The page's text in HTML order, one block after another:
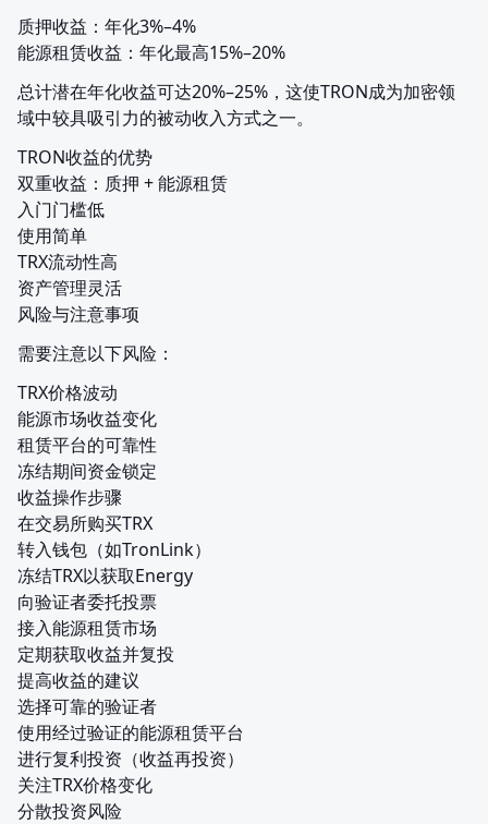
质押收益：年化3%–4%
能源租赁收益：年化最高15%–20%
总计潜在年化收益可达20%–25%，这使TRON成为加密领
域中较具吸引力的被动收入方式之一。
TRON收益的优势
双重收益：质押 + 能源租赁
入门门槛低
使用简单
TRX流动性高
资产管理灵活
风险与注意事项
需要注意以下风险：
TRX价格波动
能源市场收益变化
租赁平台的可靠性
冻结期间资金锁定
收益操作步骤
在交易所购买TRX
转入钱包（如TronLink）
冻结TRX以获取Energy
向验证者委托投票
接入能源租赁市场
定期获取收益并复投
提高收益的建议
选择可靠的验证者
使用经过验证的能源租赁平台
进行复利投资（收益再投资）
关注TRX价格变化
分散投资风险